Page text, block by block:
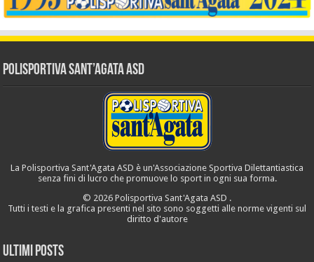
Polisportiva Sant’Agata ASD
La Polisportiva Sant'Agata ASD è un'Associazione Sportiva Dilettantiastica
senza fini di lucro che promuove lo sport in ogni sua forma.
© 2026 Polisportiva Sant'Agata ASD .
Tutti i testi e la grafica presenti nel sito sono soggetti alle norme vigenti sul
diritto d'autore
Ultimi Posts